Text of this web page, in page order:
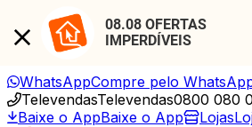
08.08 OFERTAS
IMPERDÍVEIS
WhatsAppCompre pelo
TelevendasTelevendas0800 080
Baixe o AppBaixe o App Lojas